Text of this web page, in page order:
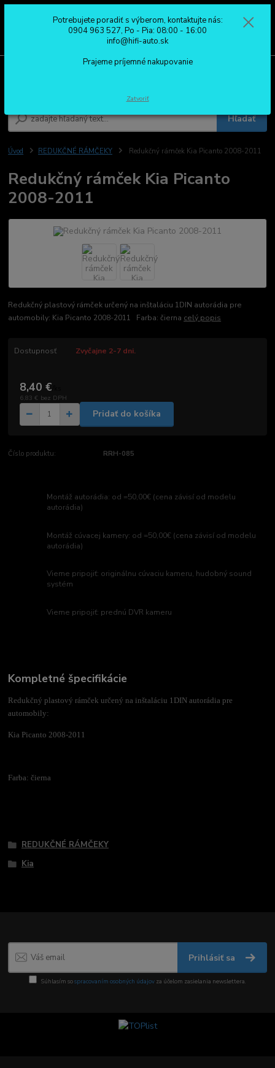
Hľadať
0904 963 527
Po - Pia: 08:00 - 16:00
Úvod REDUKČNÉ RÁMČEKY Redukčný rámček Kia Picanto 2008-2011
Redukčný rámček Kia Picanto
2008-2011
Redukčný plastový rámček určený na inštaláciu 1DIN autorádia pre
automobily: Kia Picanto 2008-2011 Farba: čierna celý popis
Dostupnosť Zvyčajne 2-7 dni.
8,40 €
6,83 € bez DPH
Pridať do košíka
Číslo produktu: RRH-085
Montáž autorádia: od =50,00€ (cena závisí od modelu
autorádia)
Montáž cúvacej kamery: od =50,00€ (cena závisí od modelu
autorádia)
Vieme pripojiť: originálnu cúvaciu kameru, hudobný sound
systém
Vieme pripojiť: prednú DVR kameru
Kompletné špecifikácie
Redukčný plastový rámček určený na inštaláciu 1DIN autorádia pre
automobily:
Kia Picanto 2008-2011
Farba: čierna
REDUKČNÉ RÁMČEKY
Kia
Prihlásiť sa
Súhlasím sospracovaním osobných údajov za účelom zasielania newslettera.
Potrebujete poradiť s výberom, kontaktujte nás:
0904 963 527, Po - Pia: 08:00 - 16:00
info@hifi-auto.sk
Prajeme príjemné nakupovanie
Zatvoriť